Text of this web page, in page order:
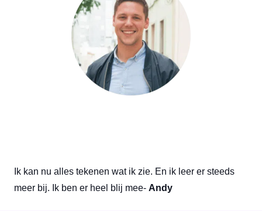
Ik kan nu alles tekenen wat ik zie. En ik leer er steeds
meer bij. Ik ben er heel blij mee- Andy